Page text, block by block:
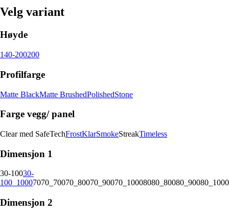
Velg variant
Høyde
140-200200
Profilfarge
Matte BlackMatte BrushedPolishedStone
Farge vegg/ panel
Clear med SafeTechFrostKlarSmokeStreakTimeless
Dimensjon 1
30-10030-
100_10007070_70070_80070_90070_10008080_80080_90080_1000
Dimensjon 2